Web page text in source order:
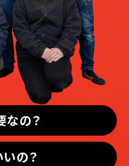
なの？
の？